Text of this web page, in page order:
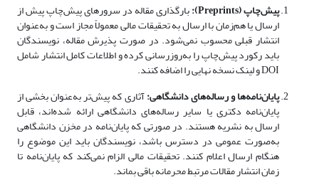
پیش‌چاپ (Preprints):
بارگذاری مقاله در سرورهای پیش‌چاپ پیش از
ارسال یا هم‌زمان با ارسال به تحقیقات مالی معمولاً مجاز است و به‌عنوان
انتشار قبلی محسوب نمی‌شود. در صورت پذیرش مقاله، نویسندگان
باید رکورد پیش‌چاپ را به‌روزرسانی کرده و اطلاعات کامل انتشار شامل
DOI و لینک نسخه نهایی را اضافه کنند.
پایان‌نامه‌ها و رساله‌های دانشگاهی:آثاری که پیش‌تر به‌عنوان بخشی از
پایان‌نامه دکتری یا سایر رساله‌های دانشگاهی ارائه شده‌اند، قابل
ارسال به نشریه هستند. در صورتی که پایان‌نامه در مخزن دانشگاهی
به‌صورت عمومی در دسترس باشد، نویسندگان باید این موضوع را
هنگام ارسال اعلام کنند. تحقیقات مالی الزام نمی‌کند که پایان‌نامه تا
زمان انتشار مقالات مرتبط محرمانه باقی بماند.